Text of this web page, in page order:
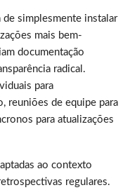
simplesmente instalar
mais bem-
documentação
radical.
para
reuniões de equipe para
para atualizações
ao contexto
regulares.